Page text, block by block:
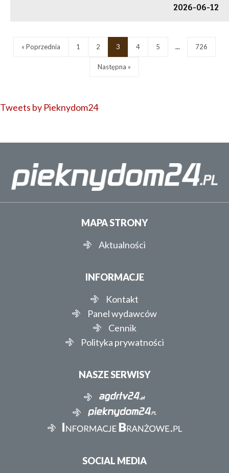
2026-06-12
« Poprzednia 1 2 3 4 5 ... 726
Następna »
Tweets by Pieknydom24
MAPA STRONY
Aktualności
INFORMACJE
Kontakt
Panel wydawców
Cennik
Polityka prywatności
NASZE SERWISY
SOCIAL MEDIA